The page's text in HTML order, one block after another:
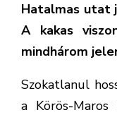
Hatalmas utat
A kakas
mindhárom
Szokatlanul
a Körös-